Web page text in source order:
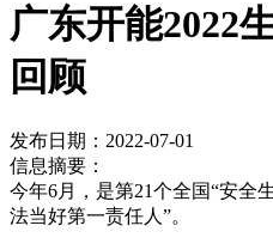
广东开能2022
回顾
发布日期：2022-07-01
信息摘要：
今年6月，是第21个全国“安全
法当好第一责任人”。